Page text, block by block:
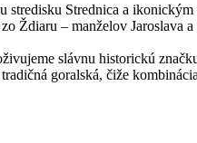
Strednica a
Ždiaru – manželov Jaroslava a
slávnu historickú
goralská, čiže